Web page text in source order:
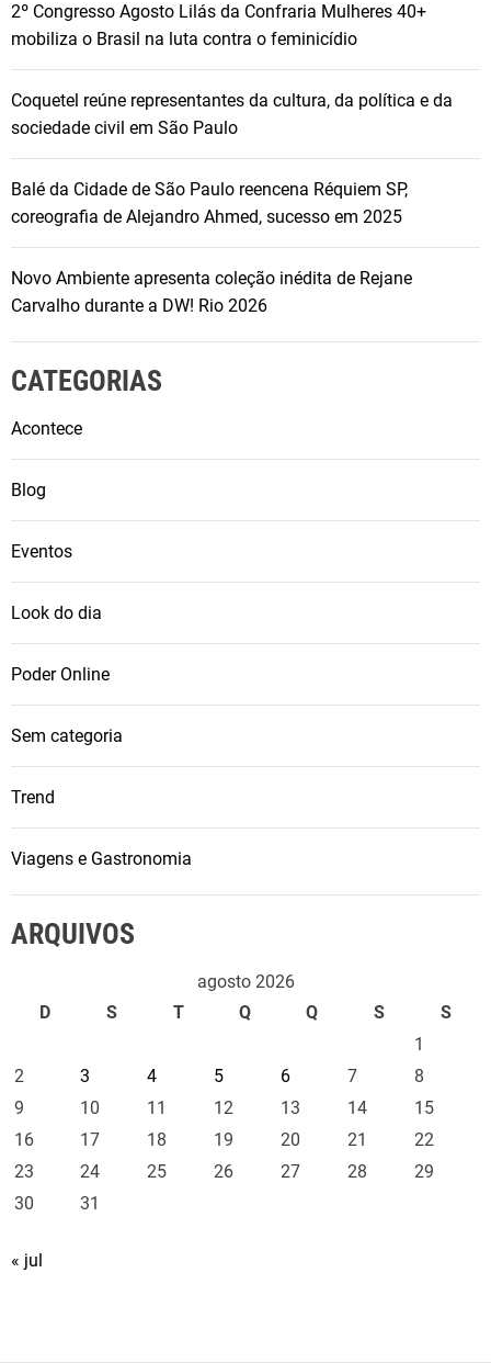
2º Congresso Agosto Lilás da Confraria Mulheres 40+
mobiliza o Brasil na luta contra o feminicídio
Coquetel reúne representantes da cultura, da política e da
sociedade civil em São Paulo
Balé da Cidade de São Paulo reencena Réquiem SP,
coreografia de Alejandro Ahmed, sucesso em 2025
Novo Ambiente apresenta coleção inédita de Rejane
Carvalho durante a DW! Rio 2026
CATEGORIAS
Acontece
Blog
Eventos
Look do dia
Poder Online
Sem categoria
Trend
Viagens e Gastronomia
ARQUIVOS
agosto 2026
D
S T Q Q S
S
1
2
3 4 5 6 7
8
9
10 11 12 13 14
15
16
17 18 19 20 21
22
23
24 25 26 27 28
29
30
31
« jul